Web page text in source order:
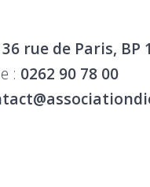
36 rue de Paris, BP
: 0262 90 78 00